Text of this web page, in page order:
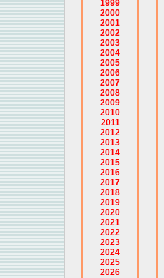
1999
2000
2001
2002
2003
2004
2005
2006
2007
2008
2009
2010
2011
2012
2013
2014
2015
2016
2017
2018
2019
2020
2021
2022
2023
2024
2025
2026